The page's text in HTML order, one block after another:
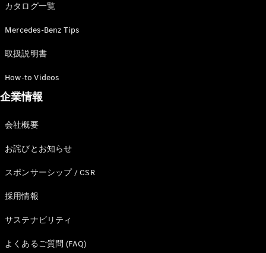
カタログ一覧
Mercedes-Benz Tips
取扱説明書
How-to Videos
企業情報
会社概要
お詫びとお知らせ
スポンサーシップ / CSR
採用情報
サステナビリティ
よくあるご質問 (FAQ)